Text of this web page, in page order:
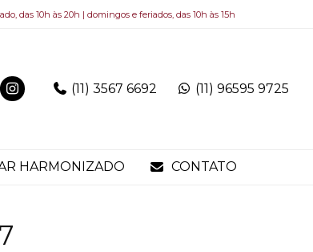
das 10h às 20h | domingos e feriados, das 10h às 15h
(11) 3567 6692 (11) 96595 9725
HARMONIZADO CONTATO